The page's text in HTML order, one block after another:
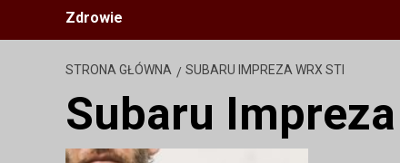
Zdrowie
STRONA GŁÓWNA SUBARU IMPREZA WRX STI
Subaru